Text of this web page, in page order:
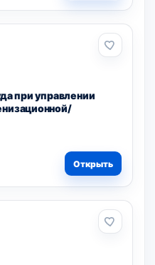
при управлении
Открыть